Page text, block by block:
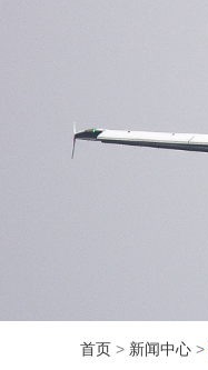
首页 > 新闻中心 >